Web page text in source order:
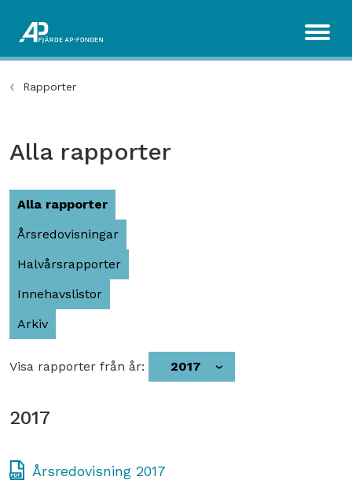
Rapporter
Alla rapporter
Alla rapporter
Årsredovisningar
Halvårsrapporter
Innehavslistor
Arkiv
Visa rapporter från år: 2017
2017
Årsredovisning 2017